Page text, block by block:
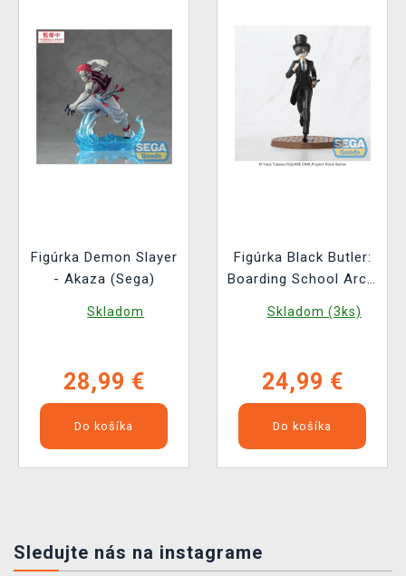
Figúrka Demon Slayer
- Akaza (Sega)
Skladom
28,99 €
Do košíka
Figúrka Black Butler:
Boarding School Arc -
(Sega)
Skladom (3ks)
24,99 €
Do košíka
Sledujte nás na instagrame